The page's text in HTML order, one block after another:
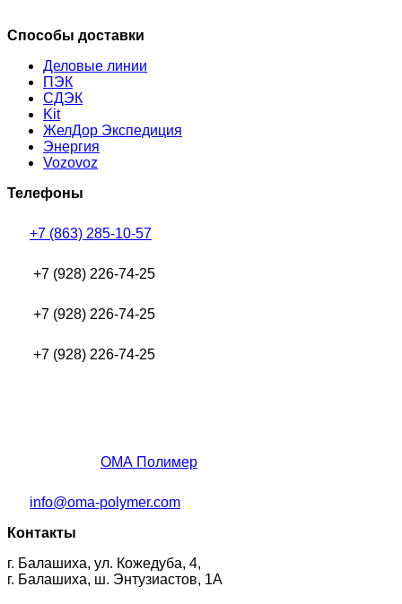
Способы доставки
Деловые линии
ПЭК
СДЭК
Kit
ЖелДор Экспедиция
Энергия
Vozovoz
Телефоны
+7 (863) 285-10-57
+7 (928) 226-74-25
+7 (928) 226-74-25
+7 (928) 226-74-25
ОМА Полимер
info@oma-polymer.com
Контакты
г. Балашиха, ул. Кожедуба, 4,
г. Балашиха, ш. Энтузиастов, 1А